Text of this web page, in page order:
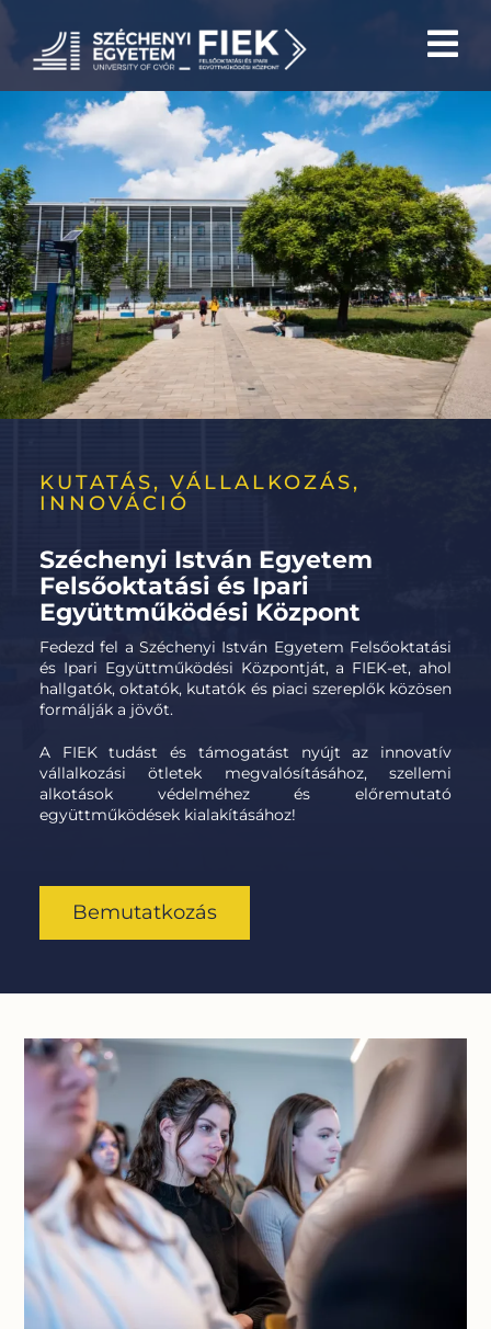
Skip
content
KUTATÁS, VÁLLALKOZÁS,
INNOVÁCIÓ
Széchenyi István Egyetem
Felsőoktatási és Ipari
Együttműködési Központ
Fedezd fel a Széchenyi István Egyetem Felsőoktatási
és Ipari Együttműködési Központját, a FIEK-et, ahol
hallgatók, oktatók, kutatók és piaci szereplők közösen
formálják a jövőt.
A FIEK tudást és támogatást nyújt az innovatív
vállalkozási ötletek megvalósításához, szellemi
alkotások védelméhez és előremutató
együttműködések kialakításához!
Bemutatkozás